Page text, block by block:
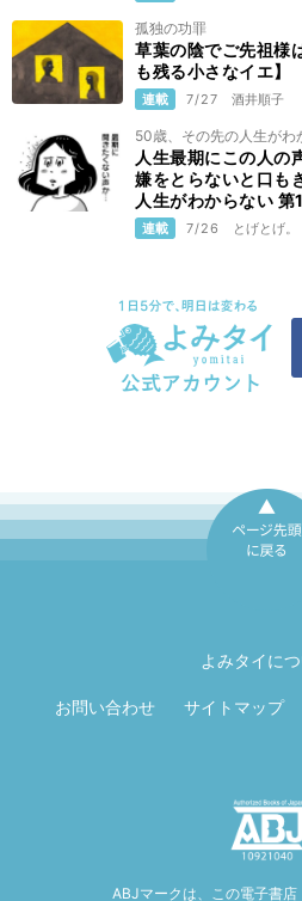
孤独の功罪
草葉の陰でご先祖様
も残る小さなイエ】
連載 7/27 酒井順子
50歳、その先の人生がわ
人生最期にこの人
嫌をとらないと口も
人生がわからない 第
連載 7/26 とげとげ。
よみタイに
お問い合わせ サイトマップ
ABJマークは、この電子書